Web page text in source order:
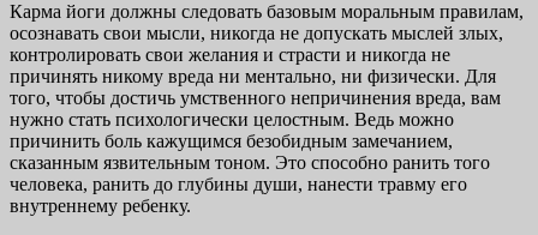
Карма йоги должны следовать базовым моральным правилам,
осознавать свои мысли, никогда не допускать мыслей злых,
контролировать свои желания и страсти и никогда не
причинять никому вреда ни ментально, ни физически. Для
того, чтобы достичь умственного непричинения вреда, вам
нужно стать психологически целостным. Ведь можно
причинить боль кажущимся безобидным замечанием,
сказанным язвительным тоном. Это способно ранить того
человека, ранить до глубины души, нанести травму его
внутреннему ребенку.